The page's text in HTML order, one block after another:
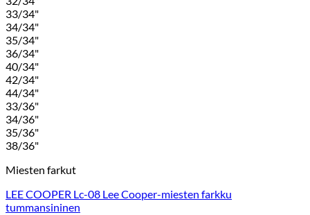
33/34"
34/34"
35/34"
36/34"
40/34"
42/34"
44/34"
33/36"
34/36"
35/36"
38/36"
Miesten farkut
LEE COOPER Lc-08 Lee Cooper-miesten farkku
tummansininen